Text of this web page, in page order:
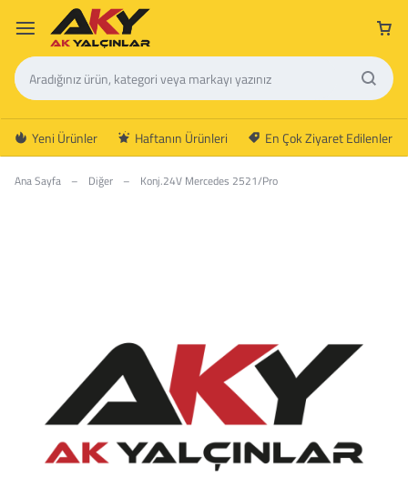
Yeni Ürünler Haftanın Ürünleri En Çok Ziyaret Edilenler
Ana Sayfa – Diğer – Konj.24V Mercedes 2521/Pro